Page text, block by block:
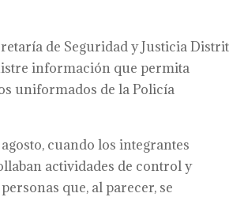
de Seguridad y Justicia
información que permita
uniformados de la Policía
cuando los integrantes
actividades de control y
que, al parecer, se